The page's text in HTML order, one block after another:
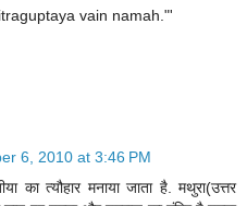
vain namah."'
6, 2010 at 3:46 PM
का त्यौहार मनाया जाता है. मथुरा(उत्तर